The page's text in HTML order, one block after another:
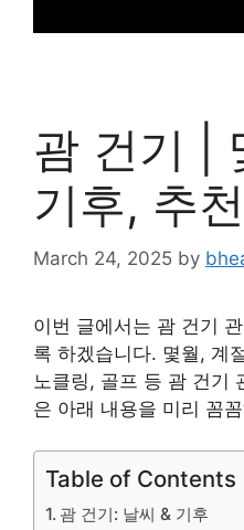
괌 건기 |
기후, 추
March 24, 2025 by
이번 글에서는 괌 건기
록 하겠습니다. 몇월, 계
노클링, 골프 등 괌 건기
은 아래 내용을 미리 꼼
Table of Contents
괌 건기: 날씨 & 기후